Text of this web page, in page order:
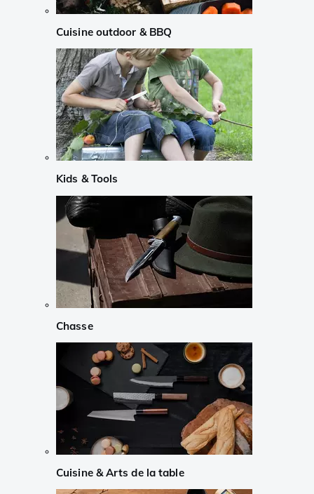
Cuisine outdoor & BBQ
Kids & Tools
Chasse
Cuisine & Arts de la table